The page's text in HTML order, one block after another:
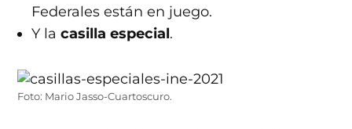
Federales están en juego.
Y lacasilla especial.
Foto: Mario Jasso-Cuartoscuro.